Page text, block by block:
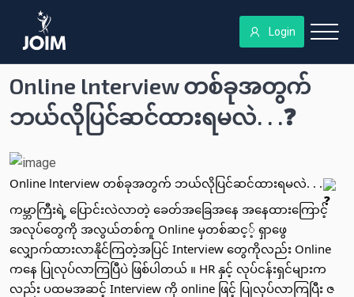
Login
Online lnterview တစ်ခုအတွက်
ဘယ်လိုပြင်ဆင်ထားရမလဲ. . .❓
Online lnterview တစ်ခုအတွက် ဘယ်လိုပြင်ဆင်ထားရမလဲ. . .
​ကမ္ဘာကြီးရဲ့ ပြောင်းလဲလာတဲ့​ ခေတ်အ​ခြေအ​နေ အ​နေထား​ကြောင့်
အလုပ်တွေကို အလွယ်တစ်ကူ Online မှတစ်ဆင့့် ရှာဖွေ
လျှောက်ထားလာနိုင်ကြတဲ့အပြင် Interview တွေကိုလည်း Online
ကနေ ပြုလုပ်လာကြပြီပဲ ဖြစ်ပါတယ် ။ HR နှင့် လုပ်ငန်းရှင်များက
လည်း ပထမအဆင့် Interview ကို online ဖြင့် ပြုလုပ်လာကြပြီး ဇ